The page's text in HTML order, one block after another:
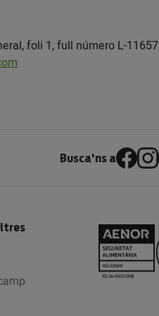
foli 1, full número L-11657
Busca'ns a